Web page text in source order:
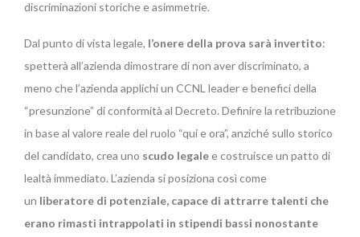
discriminazioni storiche e asimmetrie.
Dal punto di vista legale, l’onere della prova sarà invertito:
spetterà all’azienda dimostrare di non aver discriminato, a
meno che l’azienda applichi un CCNL leader e benefici della
“presunzione” di conformità al Decreto. Definire la retribuzione
in base al valore reale del ruolo “qui e ora”, anziché sullo storico
del candidato, crea uno scudo legalee costruisce un patto di
lealtà immediato. L’azienda si posiziona così come
un liberatore di potenziale, capace di attrarre talenti che
erano rimasti intrappolati in stipendi bassi nonostante